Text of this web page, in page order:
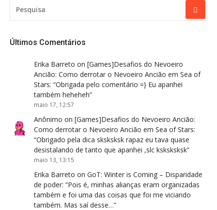
POR:
Últimos Comentários
Erika Barreto on [Games]Desafios do Nevoeiro
Ancião: Como derrotar o Nevoeiro Ancião em Sea of
Stars: “Obrigada pelo comentário =} Eu apanhei
também heheheh”
maio 17, 12:57
Anônimo on [Games]Desafios do Nevoeiro Ancião:
Como derrotar o Nevoeiro Ancião em Sea of Stars:
“Obrigado pela dica sksksksk rapaz eu tava quase
desistalando de tanto que apanhei ,slc ksksksksk”
maio 13, 13:15
Erika Barreto on GoT: Winter is Coming – Disparidade
de poder: “Pois é, minhas alianças eram organizadas
também e foi uma das coisas que foi me viciando
também. Mas saí desse…”